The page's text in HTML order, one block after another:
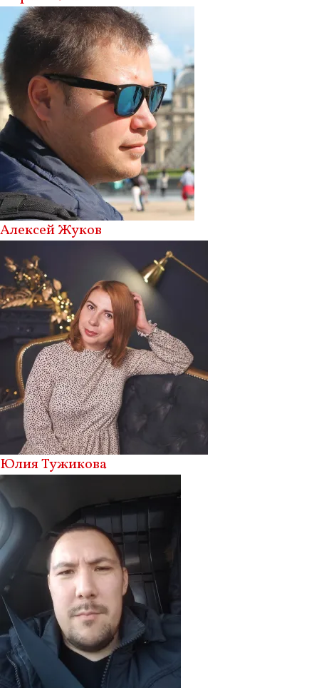
Алексей Жуков
Юлия Тужикова